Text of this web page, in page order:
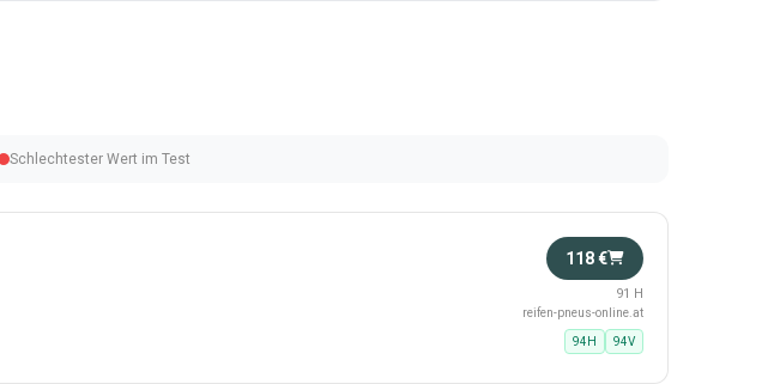
Schlechtester Wert im Test
118 €
91 H
reifen-pneus-online.at
94H 94V